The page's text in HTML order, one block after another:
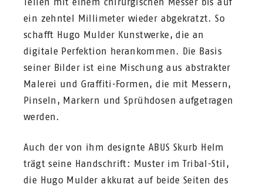
ein zehntel Millimeter wieder abgekratzt. So
schafft Hugo Mulder Kunstwerke, die an
digitale Perfektion herankommen. Die Basis
seiner Bilder ist eine Mischung aus abstrakter
Malerei und Graffiti-Formen, die mit Messern,
Pinseln, Markern und Sprühdosen aufgetragen
werden.
Auch der von ihm designte ABUS Skurb Helm
trägt seine Handschrift: Muster im Tribal-Stil,
die Hugo Mulder akkurat auf beide Seiten des